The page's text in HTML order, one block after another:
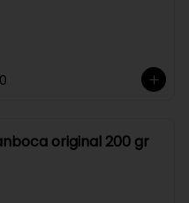
original 200 gr